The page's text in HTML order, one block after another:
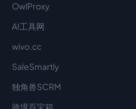
OwlProxy
AI工具网
wivo.cc
SaleSmartly
独角兽SCRM
跨境百宝箱